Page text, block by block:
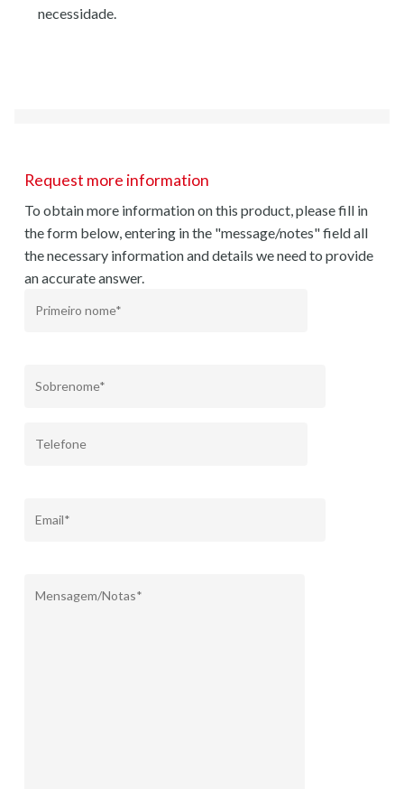
necessidade.
Request more information
To obtain more information on this product, please fill in
the form below, entering in the "message/notes" field all
the necessary information and details we need to provide
an accurate answer.